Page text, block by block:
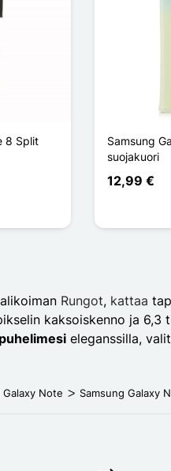
8 Split
Samsung
suojakuori
12,99 €
Rungot, kattaa
kaksoiskenno ja 6,3
eleganssilla,
Galaxy Note Samsung Galaxy